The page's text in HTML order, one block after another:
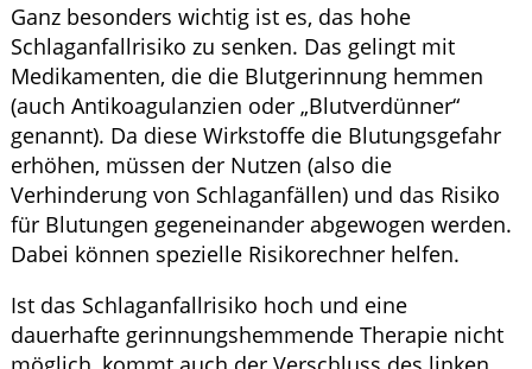
Ganz besonders wichtig ist es, das hohe
Schlaganfallrisiko zu senken. Das gelingt mit
Medikamenten, die die Blutgerinnung hemmen
(auch Antikoagulanzien oder „Blutverdünner“
genannt). Da diese Wirkstoffe die Blutungsgefahr
erhöhen, müssen der Nutzen (also die
Verhinderung von Schlaganfällen) und das Risiko
für Blutungen gegeneinander abgewogen werden.
Dabei können spezielle Risikorechner helfen.
Ist das Schlaganfallrisiko hoch und eine
dauerhafte gerinnungshemmende Therapie nicht